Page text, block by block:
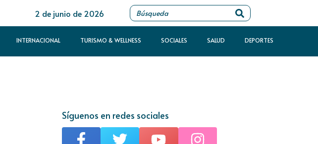
2 de junio de 2026
INTERNACIONAL TURISMO & WELLNESS SOCIALES SALUD DEPORTES
Síguenos en redes sociales